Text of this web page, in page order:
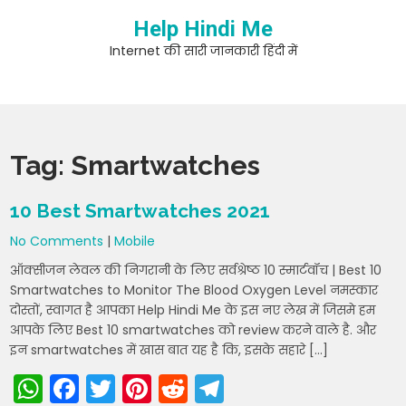
Help Hindi Me
Internet की सारी जानकारी हिंदी में
Tag: Smartwatches
10 Best Smartwatches 2021
No Comments |Mobile
ऑक्सीजन लेवल की निगरानी के लिए सर्वश्रेष्ठ 10 स्मार्टवॉच | Best 10
Smartwatches to Monitor The Blood Oxygen Level नमस्कार
दोस्तों, स्वागत है आपका Help Hindi Me के इस नए लेख में जिसमे हम
आपके लिए Best 10 smartwatches को review करने वाले है. और
इन smartwatches में खास बात यह है कि, इसके सहारे […]
W F T Pi R